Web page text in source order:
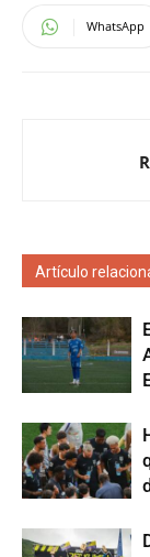
WhatsApp
Artículo